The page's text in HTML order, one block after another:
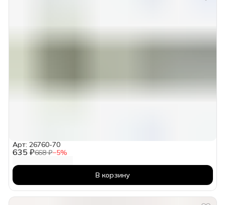
635 ₽668 ₽−5%
Арт: 26760-70
В корзину